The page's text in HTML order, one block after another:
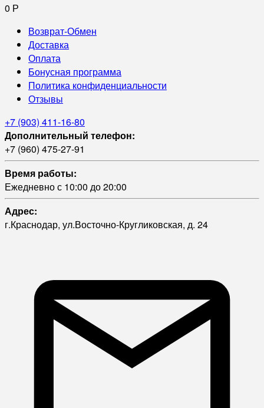
0 Р
Возврат-Обмен
Доставка
Оплата
Бонусная программа
Политика конфиденциальности
Отзывы
+7 (903) 411-16-80
Дополнительный телефон:
+7 (960) 475-27-91
Время работы:
Ежедневно с 10:00 до 20:00
Адрес:
г.Краснодар, ул.Восточно-Кругликовская, д. 24